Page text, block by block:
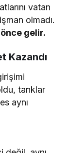
vatan
olmadı.
gelir.
Kazandı
tanklar
aynı